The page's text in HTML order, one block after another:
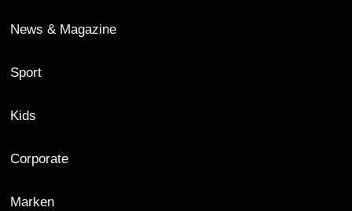
News & Magazine
Sport
Kids
Corporate
Marken